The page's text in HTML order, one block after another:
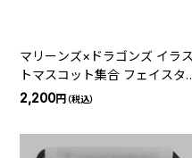
マリーンズ×ドラゴンズ イラス
トマスコット集合 フェイスタ
オル
2,200円（税込）